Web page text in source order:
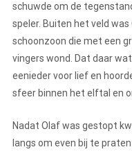
schuwde om de
speler. Buiten het veld
schoonzoon die met een
vingers wond. Dat daar
eenieder voor lief en
sfeer binnen het elftal en
Nadat Olaf was gestopt
langs om even bij te